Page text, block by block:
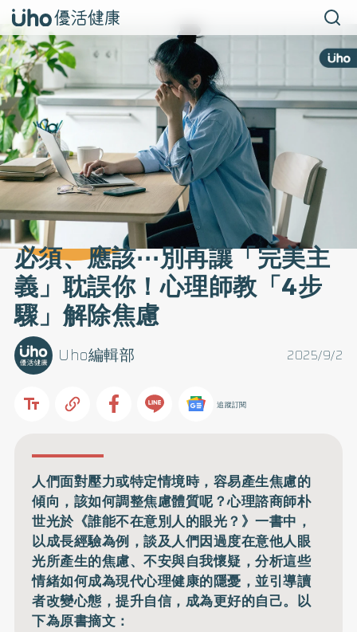
必須、應該⋯別再讓「完美主
義」耽誤你！心理師教「4步
驟」解除焦慮
2025/9/2
Uho編輯部
追蹤訂閱
人們面對壓力或特定情境時，容易產生焦慮的
傾向，該如何調整焦慮體質呢？心理諮商師朴
世光於《誰能不在意別人的眼光？》一書中，
以成長經驗為例，談及人們因過度在意他人眼
光所產生的焦慮、不安與自我懷疑，分析這些
情緒如何成為現代心理健康的隱憂，並引導讀
者改變心態，提升自信，成為更好的自己。以
下為原書摘文：